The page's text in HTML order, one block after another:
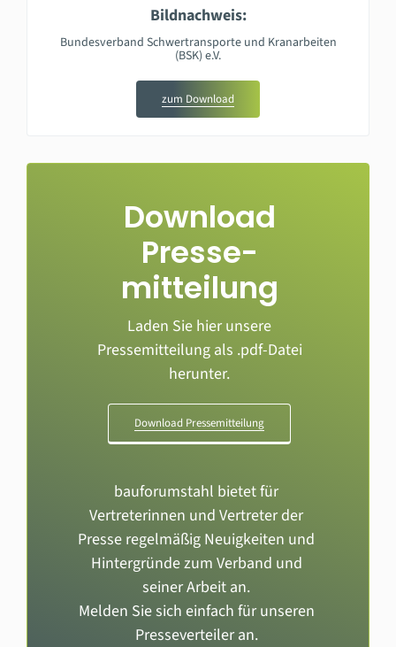
Bildnachweis:
Bundesverband Schwertransporte und Kranarbeiten
(BSK) e.V.
zum Download
Download
Presse­
mitteilung
Laden Sie hier unsere
Pressemitteilung als .pdf-Datei
herunter.
Download Pressemitteilung
bauforumstahl bietet für
Vertreterinnen und Vertreter der
Presse regelmäßig Neuigkeiten und
Hintergründe zum Verband und
seiner Arbeit an.
Melden Sie sich einfach für unseren
Presseverteiler an.